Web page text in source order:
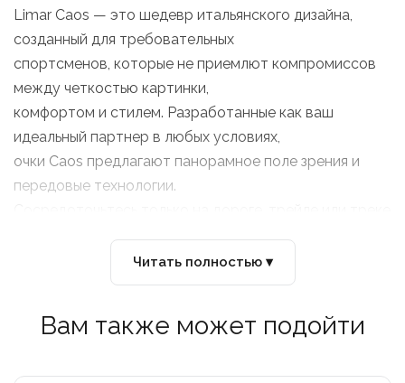
Limar Caos — это шедевр итальянского дизайна,
созданный для требовательных
спортсменов, которые не приемлют компромиссов
между четкостью картинки,
комфортом и стилем. Разработанные как ваш
идеальный партнер в любых условиях,
очки Caos предлагают панорамное поле зрения и
передовые технологии.
наслаждаясь идеальным слиянием легкой
конструкции и бескомпромиссной
Читать полностью ▾
Вам также может подойти